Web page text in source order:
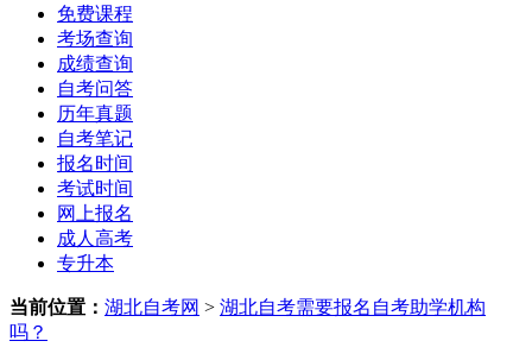
免费课程
考场查询
成绩查询
自考问答
历年真题
自考笔记
报名时间
考试时间
网上报名
成人高考
专升本
当前位置： 湖北自考网 > 湖北自考需要报名自考助学机构
吗？